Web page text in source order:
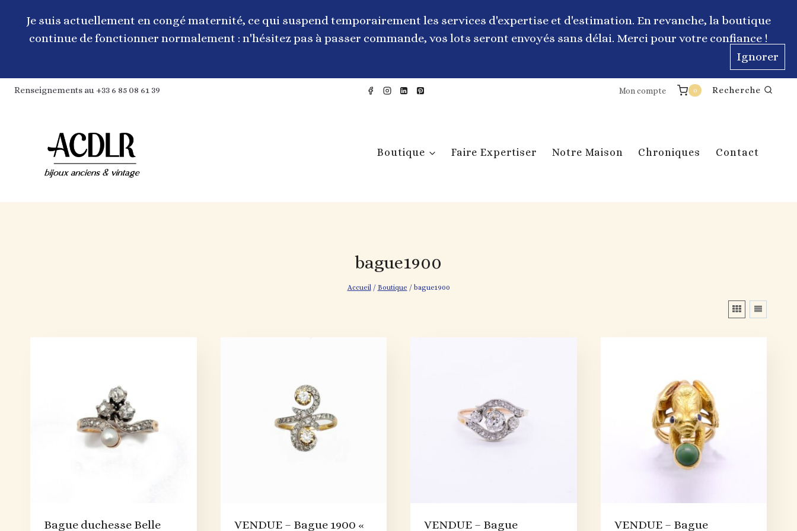
contenuJe suis actuellement en congé maternité, ce qui suspend temporairement les services d'expertise et d'estimation. En revanche, la boutique
continue de fonctionner normalement : n'hésitez pas à passer commande, vos lots seront envoyés sans délai. Merci pour votre confiance !
Ignorer
Renseignements au +33 6 85 08 61 39 Mon compte 0 Recherche
Boutique Faire Expertiser Notre Maison Chroniques Contact
bague1900
Accueil / Boutique / bague1900
Bague duchesse Belle VENDUE – Bague 1900 « VENDUE – Bague VENDUE – Bague